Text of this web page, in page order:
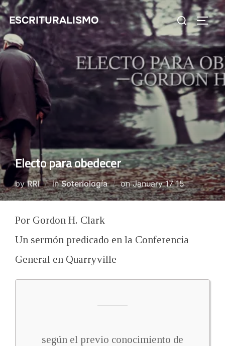
Skip
to
content
ESCRITURALISMO
Search
for:
Electo para obedecer
byRRI inSoteriología onPosted
on
January 17 15
Por Gordon H. Clark
Un sermón predicado en la Conferencia
General en Quarryville
según el previo conocimiento de